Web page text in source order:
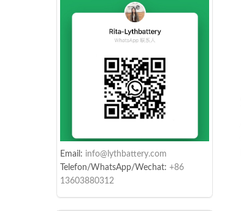
Email: info@lythbattery.com
Telefon/WhatsApp/Wechat: +86
13603880312